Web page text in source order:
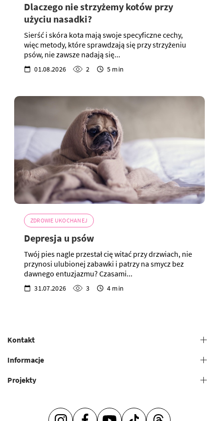
Dlaczego nie strzyżemy kotów przy
użyciu nasadki?
Sierść i skóra kota mają swoje specyficzne cechy,
więc metody, które sprawdzają się przy strzyżeniu
psów, nie zawsze nadają się...
01.08.2026 2 5 min
ZDROWIE UKOCHANEJ
Depresja u psów
Twój pies nagle przestał cię witać przy drzwiach, nie
przynosi ulubionej zabawki i patrzy na smycz bez
dawnego entuzjazmu? Czasami...
31.07.2026 3 4 min
Kontakt
+38 (073) 606 74 43 Pielęgnacja
Informacje
Zasady ogólne świadczenia usług
Projekty
Salony groomerskie